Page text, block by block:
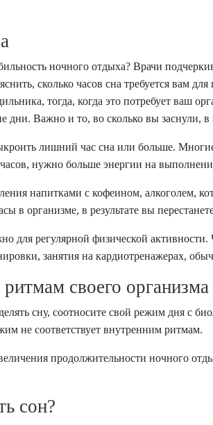
ночного отдыха? Врачи
сколько часов сна требуется вам
тогда, когда это потребует ваш
Важно и то, во сколько вы заснули, в
лишний час сна или больше.
нужно больше энергии на
напитками с кофеином, алкоголем,
организме, в результате вы
для регулярной физической
занятия на кардиотренажерах,
своего организма
сну, соотносите свой режим дня с
не соответствует внутренним ритмам.
продолжительности ночного
сон?